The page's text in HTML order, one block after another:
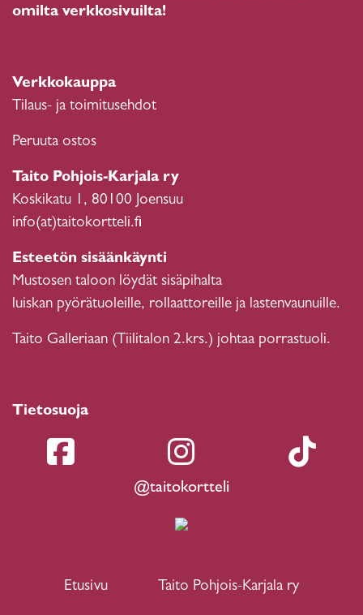
omilta verkkosivuilta!
Verkkokauppa
Tilaus- ja toimitusehdot
Peruuta ostos
Taito Pohjois-Karjala ry
Koskikatu 1, 80100 Joensuu
info(at)taitokortteli.fi
Esteetön sisäänkäynti
Mustosen taloon löydät sisäpihalta
luiskan pyörätuoleille, rollaattoreille ja lastenvaunuille.
Taito Galleriaan (Tiilitalon 2.krs.) johtaa porrastuoli.
Tietosuoja
@taitokortteli
Etusivu Taito Pohjois-Karjala ry